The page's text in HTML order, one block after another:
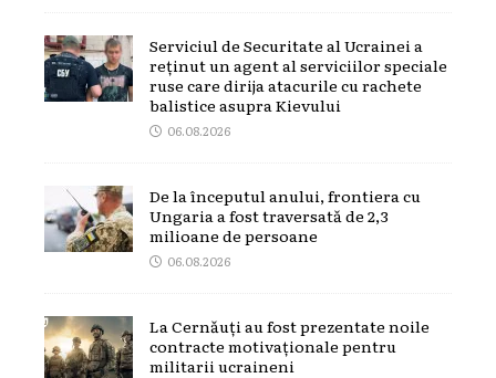
Serviciul de Securitate al Ucrainei a
reținut un agent al serviciilor speciale
ruse care dirija atacurile cu rachete
balistice asupra Kievului
06.08.2026
De la începutul anului, frontiera cu
Ungaria a fost traversată de 2,3
milioane de persoane
06.08.2026
La Cernăuți au fost prezentate noile
contracte motivaționale pentru
militarii ucraineni